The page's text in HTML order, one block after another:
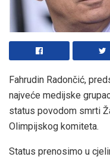
Fahrudin Radončić,
najveće medijske
status povodom smrti
Olimpijskog komiteta.
Status prenosimo u